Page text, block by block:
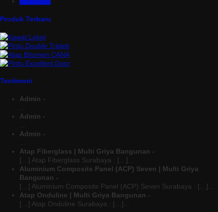
Produk Terbaru
Testimoni
Admin -
Admin -
Admin -
Atap Fiberglass | Multi Griya Bangunan -
[…] Atap Fiberglass Surabaya : […]...
Aluminium Composite Panel (ACP) Seven | Multi Griya
Bangunan -
[…] Aluminium Composite Panel (ACP) Seven Surabaya : […]...
Atap Onduline | Multi Griya Bangunan -
[…] Atap Onduline Surabaya : […]...